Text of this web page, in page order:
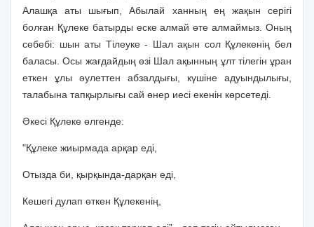
Алашқа аты шығып, Абылай ханның ең жақын серiгi
болған Құлеке батырды еске алмай өте алмаймыз. Оның
себебi: шын аты Тiлеуке - Шал ақын сол Құлекенiң бел
баласы. Осы жағдайдың өзi Шал ақынның ұлт тiлегiн ұран
еткен ұлы әулеттен абзалдығы, күшiне адуындылығы,
талабына тапқырлығы сай өнер иесi екенiн көрсетедi.
Әкесi Құлеке өлгенде:
"Құлеке жиырмада арқар едi,
Отызда би, қырқында-дарқан едi,
Кешегi дулап өткен Құлекенiң,